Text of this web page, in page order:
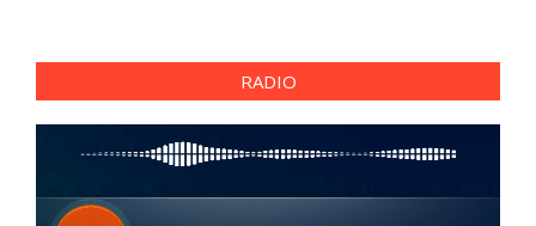
RADIO